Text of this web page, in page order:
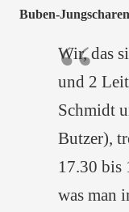
Buben-Jungscharen
Wir, das
und 2
Schmidt
Butzer),
17.30 bis
was man